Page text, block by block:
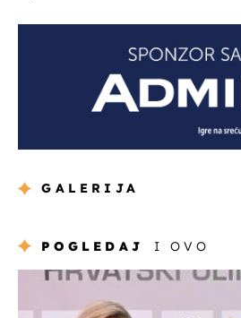
GALERIJA
POGLEDAJ I OVO